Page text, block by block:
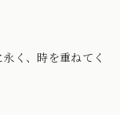
く、時を重ねてく